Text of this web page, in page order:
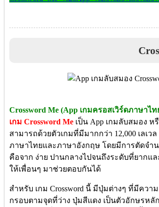
Crossword Me (App เกมครอสเวิร์ดภาษาไ
เกม Crossword Me เป็น App เกมลับสมอง
สามารถด้วยตัวเกมที่มีมากกว่า 12,000 เลเว
ภาษาไทยและภาษาอังกฤษ โดยมีการตัดจำ
คือจาก ง่าย ปานกลางไปจนถึงระดับที่ยาก
ให้เพื่อนๆ มาช่วยตอบกันได้
สำหรับ เกม Crossword นี้ มีปุ่มต่างๆ ที่มีคว
กรอบตามจุดที่ว่าง ปุ่มสีแดง เป็นตัวอักษรหลั